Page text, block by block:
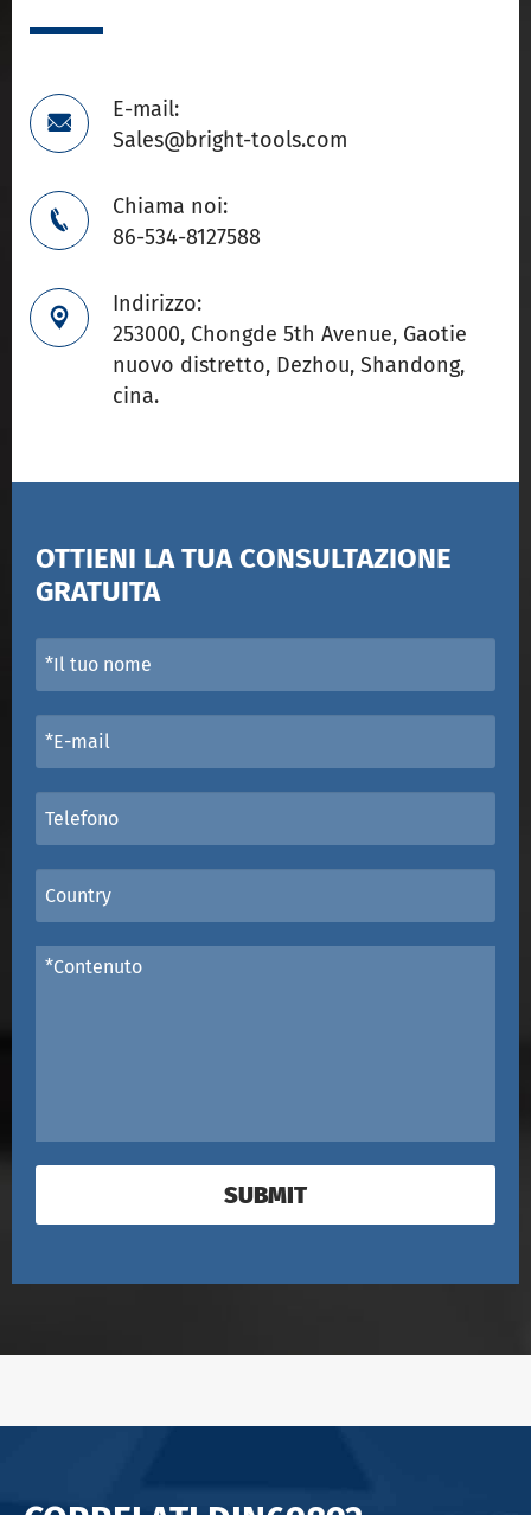

E-mail:
Sales@bright-tools.com

Chiama noi:
86-534-8127588

Indirizzo:
253000, Chongde 5th Avenue, Gaotie
nuovo distretto, Dezhou, Shandong,
cina.
OTTIENI LA TUA CONSULTAZIONE
GRATUITA
SUBMIT